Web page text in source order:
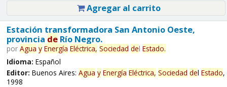
Agregar al carrito
Estación transformadora San Antonio Oeste,
provincia deRío Negro.
por Agua y Energía Eléctrica, Sociedad del Estado.
Idioma: Español
Editor: Buenos Aires: Agua y Energía Eléctrica, Sociedad del Estado,
1998